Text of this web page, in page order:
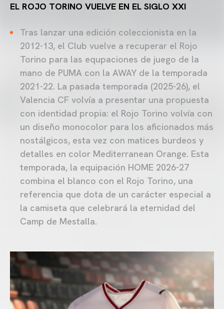
EL ROJO TORINO VUELVE EN EL SIGLO XXI
Tras lanzar una edición coleccionista en la
2012-13, el Club vuelve a recuperar el Rojo
Torino para las equpaciones de juego de la
mano de PUMA con la AWAY de la temporada
2021-22. La pasada temporada (2025-26), el
Valencia CF volvía a presentar una propuesta
con identidad propia: el Rojo Torino volvía con
un diseño monocolor para los aficionados más
nostálgicos, esta vez con matices burdeos y
detalles en color Mediterranean Orange. Esta
temporada, la equipación HOME 2026-27
combina el blanco con el Rojo Torino, una
referencia que dota de un carácter especial a
la camiseta que celebrará la eternidad del
Camp de Mestalla.